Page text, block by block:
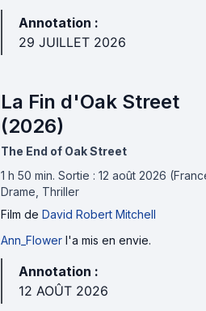
Annotation :
29 JUILLET 2026
La Fin d'Oak Street
(2026)
The End of Oak Street
1 h 50 min. Sortie : 12 août 2026
Drame, Thriller
Film de David Robert Mitchell
Ann_Flower l'a mis en envie.
Annotation :
12 AOÛT 2026